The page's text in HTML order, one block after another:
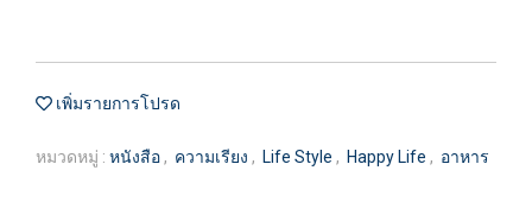
เพิ่มรายการโปรด
หมวดหมู่ : หนังสือ , ความเรียง , Life Style , Happy Life , อาหาร